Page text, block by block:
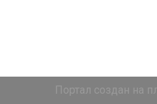
Портал создан на